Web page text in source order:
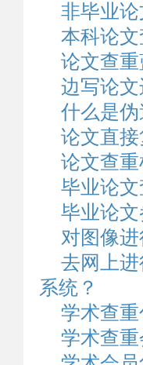
非毕业
本科论
论文查
边写论
什么是
论文直
论文查
毕业论
毕业论
对图像
去网上
系统？
学术查
学术查